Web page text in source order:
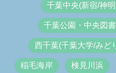
千葉中央(新宿/神
千葉公園・中央図
西千葉(千葉大学/みど
稲毛海岸 検見川浜